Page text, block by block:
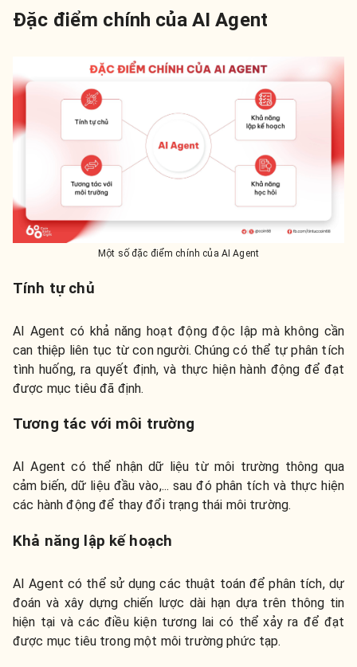
Đặc điểm chính của AI Agent
Một số đặc điểm chính của AI Agent
Tính tự chủ
AI Agent có khả năng hoạt động độc lập mà không cần
can thiệp liên tục từ con người. Chúng có thể tự phân tích
tình huống, ra quyết định, và thực hiện hành động để đạt
được mục tiêu đã định.
Tương tác với môi trường
AI Agent có thể nhận dữ liệu từ môi trường thông qua
cảm biến, dữ liệu đầu vào,... sau đó phân tích và thực hiện
các hành động để thay đổi trạng thái môi trường.
Khả năng lập kế hoạch
AI Agent có thể sử dụng các thuật toán để phân tích, dự
đoán và xây dựng chiến lược dài hạn dựa trên thông tin
hiện tại và các điều kiện tương lai có thể xảy ra để đạt
được mục tiêu trong một môi trường phức tạp.